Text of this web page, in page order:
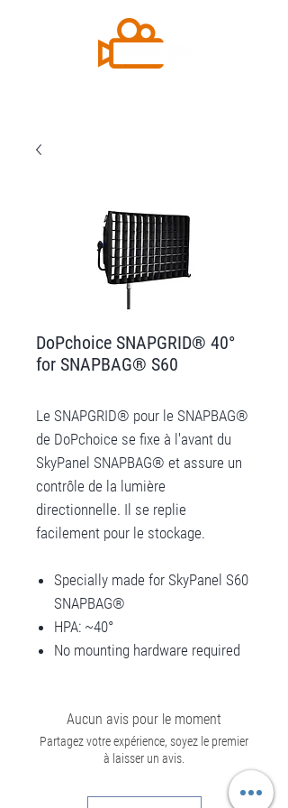
DoPchoice SNAPGRID® 40°
for SNAPBAG® S60
Le SNAPGRID® pour le SNAPBAG®
de DoPchoice se fixe à l'avant du
SkyPanel SNAPBAG® et assure un
contrôle de la lumière
directionnelle. Il se replie
facilement pour le stockage.
Specially made for SkyPanel S60
SNAPBAG®
HPA: ~40°
No mounting hardware required
Aucun avis pour le moment
Partagez votre expérience, soyez le premier
à laisser un avis.